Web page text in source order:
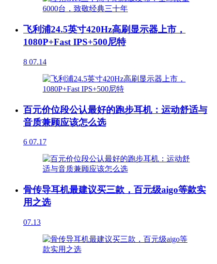
飞利浦24.5英寸420Hz高刷显示器上市，
1080P+Fast IPS+500尼特
8 07.14
百元价位段公认最好的跑步耳机：运动舒适与
音质兼顾应该怎么选
6 07.17
骨传导耳机最建议买三款，百元级aigo等款实
用之选
07.13